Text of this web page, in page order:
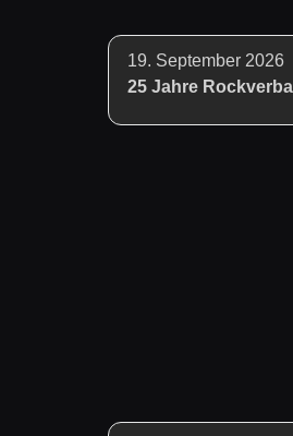
19. September 2026
25 Jahre